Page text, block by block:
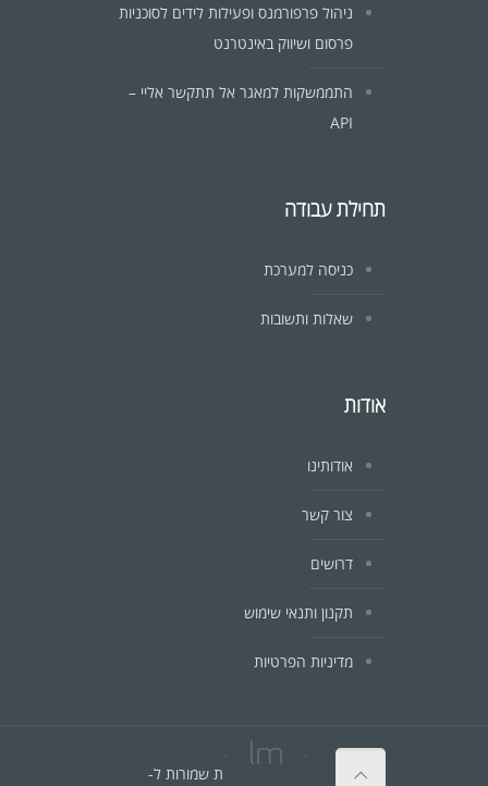
ניהול פרפורמנס ופעילות לידים לסוכניות
פרסום ושיווק באינטרנט
התממשקות למאגר אל תתקשר אליי –
API
תחילת עבודה
כניסה למערכת
שאלות ותשובות
אודות
אודותינו
צור קשר
דרושים
תקנון ותנאי שימוש
מדיניות הפרטיות
© כל הזכויות שמורות ל-